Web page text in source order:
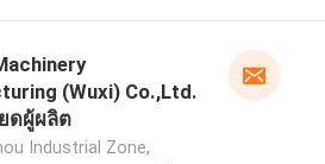
(Wuxi) Co.,Ltd.
ดผู้ผลิต
Industrial Zone,